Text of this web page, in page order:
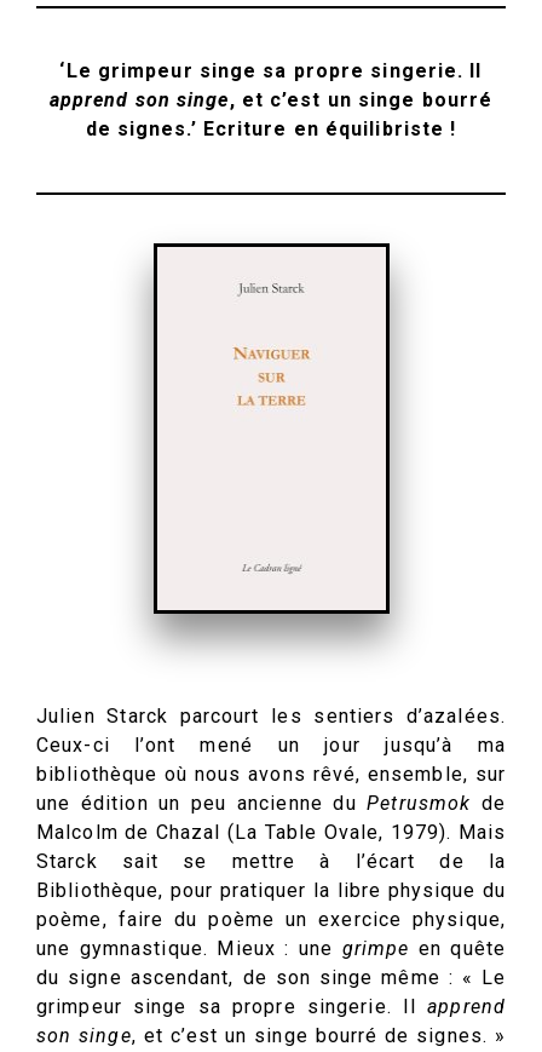
‘Le grimpeur singe sa propre singerie. Il
apprend son singe, et c’est un singe bourré
de signes.’ Ecriture en équilibriste !
Julien Starck parcourt les sentiers d’azalées.
Ceux-ci l’ont mené un jour jusqu’à ma
bibliothèque où nous avons rêvé, ensemble, sur
une édition un peu ancienne duPetrusmok de
Malcolm de Chazal (La Table Ovale, 1979). Mais
Starck sait se mettre à l’écart de la
Bibliothèque, pour pratiquer la libre physique du
poème, faire du poème un exercice physique,
une gymnastique. Mieux : une grimpe en quête
du signe ascendant, de son singe même : « Le
grimpeur singe sa propre singerie. Ilapprend
son singe, et c’est un singe bourré de signes. »